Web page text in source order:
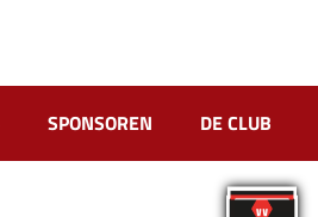
SPONSOREN DE CLUB